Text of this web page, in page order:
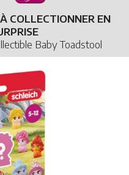
COLLECTIONNER EN
Baby Toadstool